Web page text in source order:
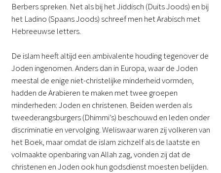
Berbers spreken. Net als bij het Jiddisch (Duits Joods) en bij
het Ladino (Spaans Joods) schreef men het Arabisch met
Hebreeuwse letters.
De islam heeft altijd een ambivalente houding tegenover de
Joden ingenomen. Anders dan in Europa, waar de Joden
meestal de enige niet-christelijke minderheid vormden,
hadden de Arabieren te maken met twee groepen
minderheden: Joden en christenen. Beiden werden als
tweederangsburgers (Dhimmi’s) beschouwd en leden onder
discriminatie en vervolging. Weliswaar waren zij volkeren van
het Boek, maar omdat de islam zichzelf als de laatste en
volmaakte openbaring van Allah zag, vonden zij dat de
christenen en Joden ook hun godsdienst moesten belijden.